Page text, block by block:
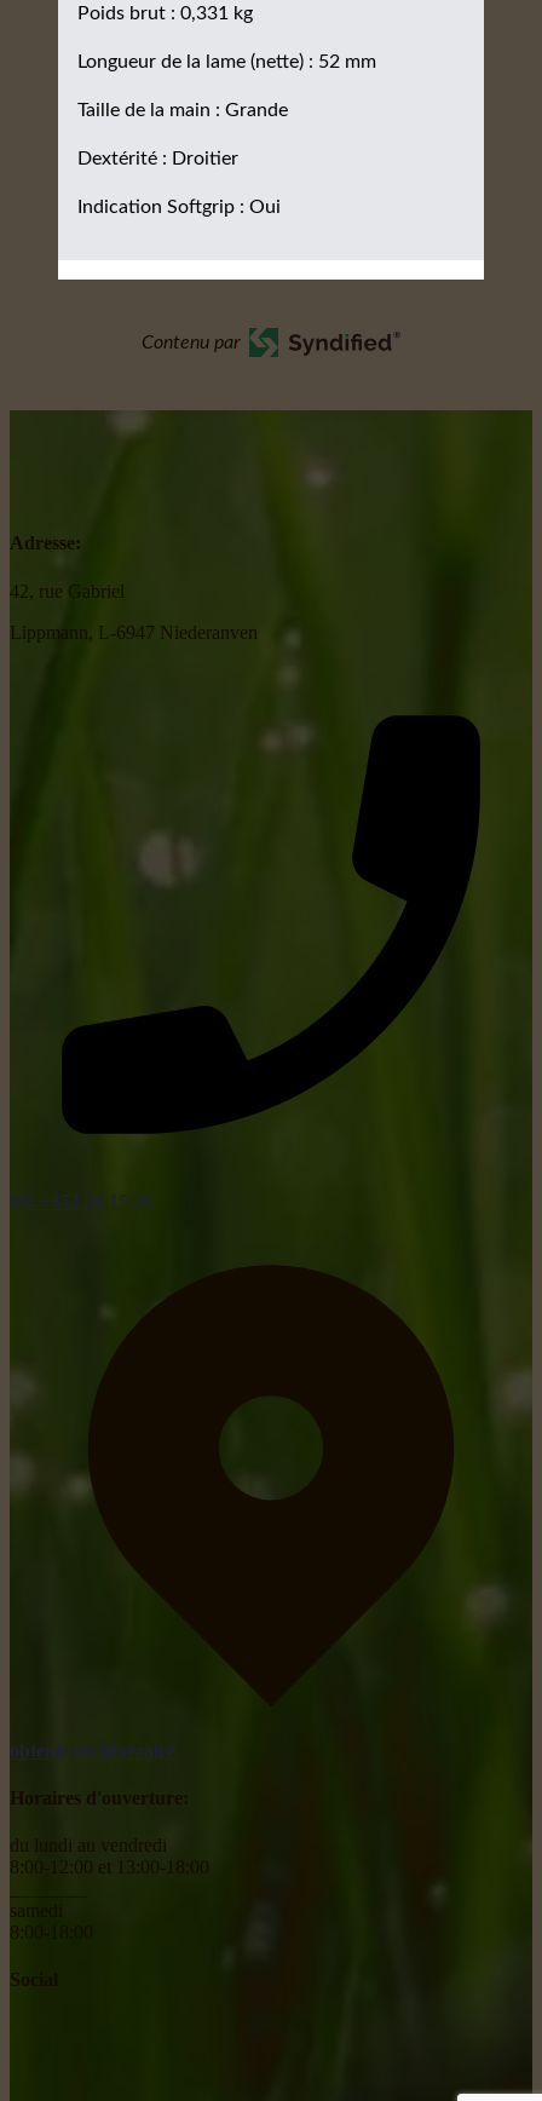
Poids brut : 0,331 kg
Longueur de la lame (nette) : 52 mm
Taille de la main : Grande
Dextérité : Droitier
Indication Softgrip : Oui
Contenu par
Adresse:
42, rue Gabriel
Lippmann, L-6947 Niederanven
tel: +352 26 15 26
obtenir un itinéraire
Horaires d'ouverture:
du lundi au vendredi
8:00-12:00 et 13:00-18:00
samedi
8:00-18:00
Social